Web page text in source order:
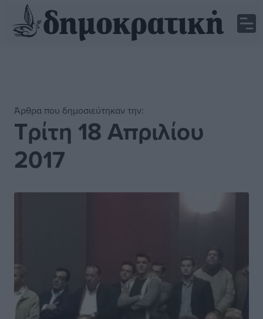
Άρθρα που δημοσιεύτηκαν την:
Τρίτη 18 Απριλίου
2017